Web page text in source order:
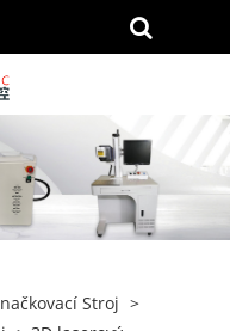
Stroj >